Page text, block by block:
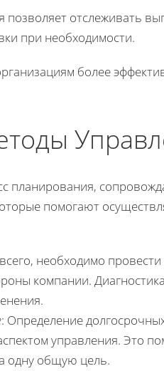
позволяет отслеживать
при необходимости.
более
планирования,
помогают
необходимо
компании.
: Определение
управления. Это
одну общую цель.